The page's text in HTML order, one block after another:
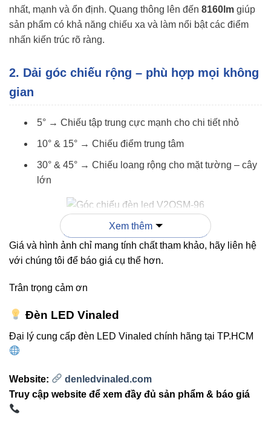
nhất, mạnh và ổn định. Quang thông lên đến 8160lm giúp
sản phẩm có khả năng chiếu xa và làm nổi bật các điểm
nhấn kiến trúc rõ ràng.
2. Dải góc chiếu rộng – phù hợp mọi không
gian
5° → Chiếu tập trung cực mạnh cho chi tiết nhỏ
10° & 15° → Chiếu điểm trung tâm
30° & 45° → Chiếu loang rộng cho mặt tường – cây
lớn
3. Chuẩn chống nước IP65 – hoạt động ổn
định ngoài trời
IP65 giúp đèn chịu mưa nắng tốt, không bị ảnh hưởng bởi
cảnh hoặc chiếu tường ngoài trời.
4. Tùy chọn hai loại điện áp
85–265VAC:dùng trực tiếp điện lưới
24VDC: an toàn cho công trình cảnh quan
Xem thêm
Giá và hình ảnh chỉ mang tính chất tham khảo, hãy liên hệ
với chúng tôi để báo giá cụ thể hơn.
Trân trọng cảm ơn
Đèn LED Vinaled
Đại lý cung cấp đèn LED Vinaled chính hãng tại TP.HCM
Website:
denledvinaled.com
Truy cập website để xem đầy đủ sản phẩm & báo giá